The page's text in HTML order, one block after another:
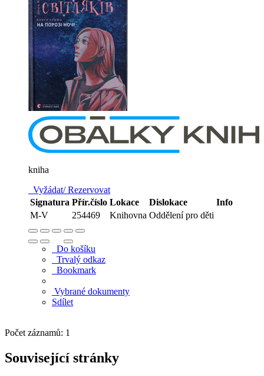
kniha
Vyžádat/ Rezervovat
Signatura Přír.číslo Lokace Dislokace
Info
M-V
254469 Knihovna Oddělení pro děti
Do košíku
Trvalý odkaz
Bookmark
Vybrané dokumenty
Sdílet
Počet záznamů: 1
Související stránky